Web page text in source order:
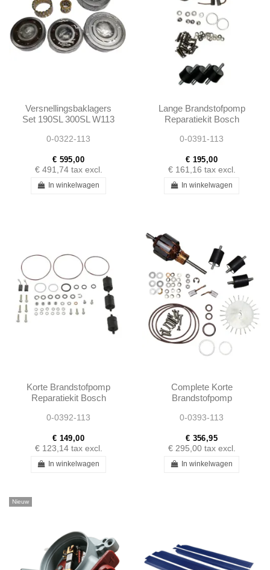
Versnellingsbaklagers
Set 190SL 300SL W113
Ponton
0-0322-113
€ 595,00
€ 491,74 tax excl.
In winkelwagen
Lange Brandstofpomp
Reparatiekit Bosch
0010913401 0442200007
0-0391-113
€ 195,00
€ 161,16 tax excl.
In winkelwagen
Korte Brandstofpomp
Reparatiekit Bosch
A0010915201 -
0-0392-113
€ 149,00
€ 123,14 tax excl.
In winkelwagen
Complete Korte
Brandstofpomp
W108 W111 W113
0010915201
0-0393-113
€ 356,95
€ 295,00 tax excl.
In winkelwagen
Nieuw